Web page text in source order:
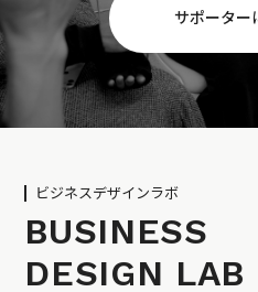
サポーター
ビジネスデザインラボ
BUSINESS
DESIGN LAB